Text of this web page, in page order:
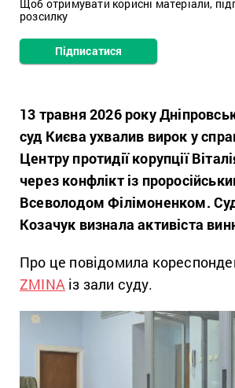
Щоб отримувати корисні матеріали,
розсилку
Підписатися
13 травня 2026 року
суд Києва ухвалив вирок у
Центру протидії корупції
через конфлікт із
Всеволодом Філімоненком.
Козачук визнала активіста
Про це повідомила
ZMINA із зали суду.